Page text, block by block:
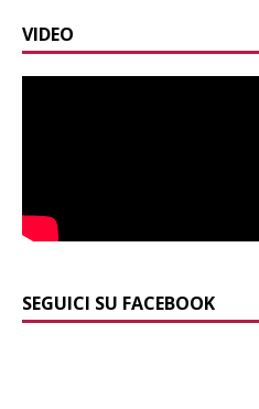
VIDEO
SEGUICI SU FACEBOOK